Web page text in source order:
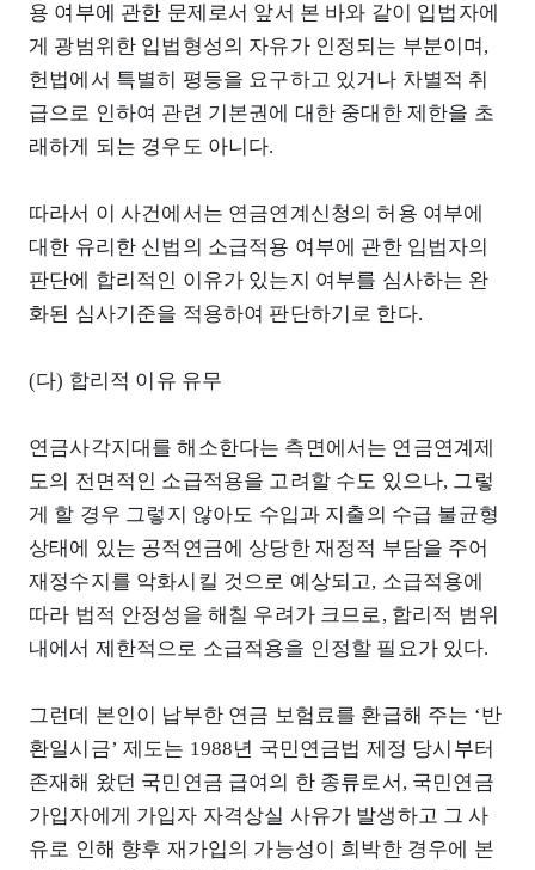
용 여부에 관한 문제로서 앞서 본 바와 같이 입법자에
게 광범위한 입법형성의 자유가 인정되는 부분이며,
헌법에서 특별히 평등을 요구하고 있거나 차별적 취
급으로 인하여 관련 기본권에 대한 중대한 제한을 초
래하게 되는 경우도 아니다.
따라서 이 사건에서는 연금연계신청의 허용 여부에
대한 유리한 신법의 소급적용 여부에 관한 입법자의
판단에 합리적인 이유가 있는지 여부를 심사하는 완
화된 심사기준을 적용하여 판단하기로 한다.
(다) 합리적 이유 유무
연금사각지대를 해소한다는 측면에서는 연금연계제
도의 전면적인 소급적용을 고려할 수도 있으나, 그렇
게 할 경우 그렇지 않아도 수입과 지출의 수급 불균형
상태에 있는 공적연금에 상당한 재정적 부담을 주어
재정수지를 악화시킬 것으로 예상되고, 소급적용에
따라 법적 안정성을 해칠 우려가 크므로, 합리적 범위
내에서 제한적으로 소급적용을 인정할 필요가 있다.
그런데 본인이 납부한 연금 보험료를 환급해 주는 ‘반
환일시금’ 제도는 1988년 국민연금법 제정 당시부터
존재해 왔던 국민연금 급여의 한 종류로서, 국민연금
가입자에게 가입자 자격상실 사유가 발생하고 그 사
유로 인해 향후 재가입의 가능성이 희박한 경우에 본